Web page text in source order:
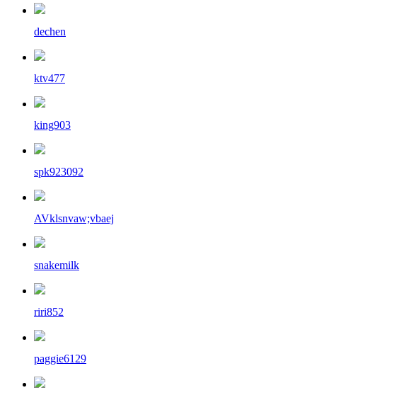
dechen
ktv477
king903
spk923092
AVklsnvaw;vbaej
snakemilk
riri852
paggie6129